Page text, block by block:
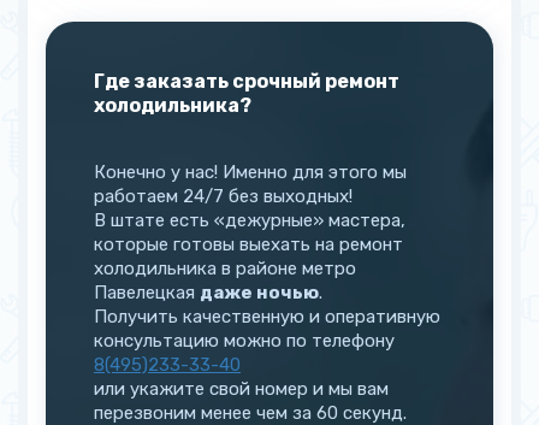
Где заказать срочный ремонт
холодильника?
Конечно у нас! Именно для этого мы
работаем 24/7 без выходных!
В штате есть «дежурные» мастера,
которые готовы выехать на ремонт
холодильника в районе метро
Павелецкая даже ночью.
Получить качественную и оперативную
консультацию можно по телефону
8(495)233-33-40
или укажите свой номер и мы вам
перезвоним менее чем за 60 секунд.